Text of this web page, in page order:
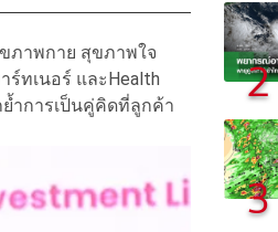
ภาพกาย สุขภาพใจ
ทเนอร์ และHealth
ำการเป็นคู่คิดที่ลูกค้า
2
3